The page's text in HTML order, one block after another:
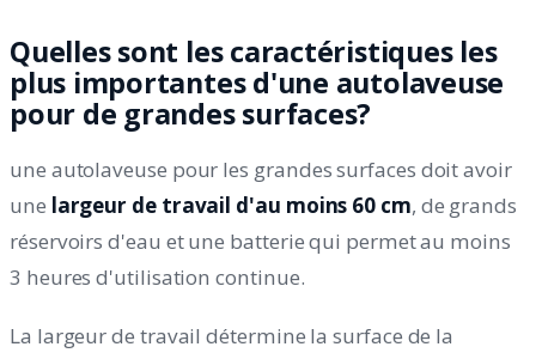
Quelles sont les caractéristiques les
plus importantes d'une autolaveuse
pour de grandes surfaces?
une autolaveuse pour les grandes surfaces doit avoir
une largeur de travail d'au moins 60 cm, de grands
réservoirs d'eau et une batterie qui permet au moins
3 heures d'utilisation continue.
La largeur de travail détermine la surface de la